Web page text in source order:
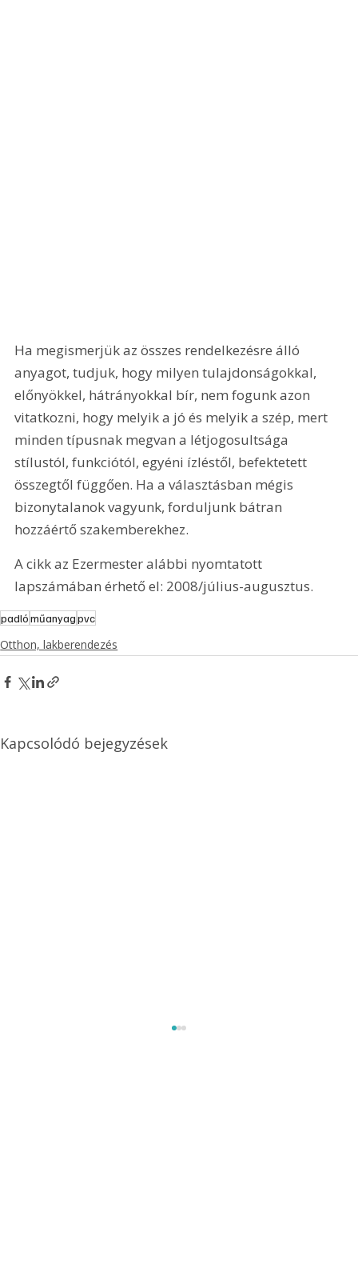
Ha megismerjük az összes rendelkezésre álló
anyagot, tudjuk, hogy milyen tulajdonságokkal,
előnyökkel, hátrányokkal bír, nem fogunk azon
vitatkozni, hogy melyik a jó és melyik a szép, mert
minden típusnak megvan a létjogosultsága
stílustól, funkciótól, egyéni ízléstől, befektetett
összegtől függően. Ha a választásban mégis
bizonytalanok vagyunk, forduljunk bátran
hozzáértő szakemberekhez.
A cikk az Ezermester alábbi nyomtatott
lapszámában érhető el: 2008/július-augusztus.
padlóműanyagpvc
Otthon, lakberendezés
Kapcsolódó bejegyzések